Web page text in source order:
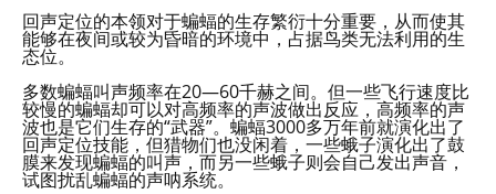
回声定位的本领对于蝙蝠的生存繁衍十分重要，从而使其
能够在夜间或较为昏暗的环境中，占据鸟类无法利用的生
态位。
多数蝙蝠叫声频率在20—60千赫之间。但一些飞行速度比
较慢的蝙蝠却可以对高频率的声波做出反应，高频率的声
波也是它们生存的“武器”。蝙蝠3000多万年前就演化出了
回声定位技能，但猎物们也没闲着，一些蛾子演化出了鼓
膜来发现蝙蝠的叫声，而另一些蛾子则会自己发出声音，
试图扰乱蝙蝠的声呐系统。